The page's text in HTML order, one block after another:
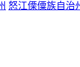
怒江傈僳族自治